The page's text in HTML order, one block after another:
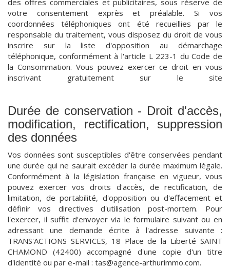
des offres commerciales et publicitaires, sous réserve de
votre consentement exprès et préalable. Si vos
coordonnées téléphoniques ont été recueillies par le
responsable du traitement, vous disposez du droit de vous
inscrire sur la liste d'opposition au démarchage
téléphonique, conformément à l'article L 223-1 du Code de
la Consommation. Vous pouvez exercer ce droit en vous
inscrivant gratuitement sur le site
Durée de conservation - Droit d'accès,
modification, rectification, suppression
des données
Vos données sont susceptibles d'être conservées pendant
une durée qui ne saurait excéder la durée maximum légale.
Conformément à la législation française en vigueur, vous
pouvez exercer vos droits d'accès, de rectification, de
limitation, de portabilité, d'opposition ou d'effacement et
définir vos directives d'utilisation post-mortem. Pour
l'exercer, il suffit d'envoyer via le formulaire suivant ou en
adressant une demande écrite à l'adresse suivante :
TRANS'ACTIONS SERVICES, 18 Place de la Liberté SAINT
CHAMOND (42400) accompagné d'une copie d'un titre
d'identité ou par e-mail : tas@agence-arthurimmo.com.